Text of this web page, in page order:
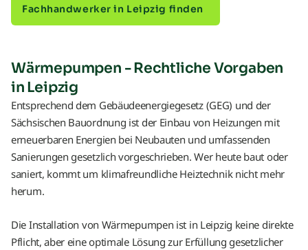
Fachhandwerker in Leipzig finden
Wärmepumpen - Rechtliche Vorgaben
in Leipzig
Entsprechend dem Gebäudeenergiegesetz (GEG) und der
Sächsischen Bauordnung ist der Einbau von Heizungen mit
erneuerbaren Energien bei Neubauten und umfassenden
Sanierungen gesetzlich vorgeschrieben. Wer heute baut oder
saniert, kommt um klimafreundliche Heiztechnik nicht mehr
herum.
Die Installation von Wärmepumpen ist in Leipzig keine direkte
Pflicht, aber eine optimale Lösung zur Erfüllung gesetzlicher